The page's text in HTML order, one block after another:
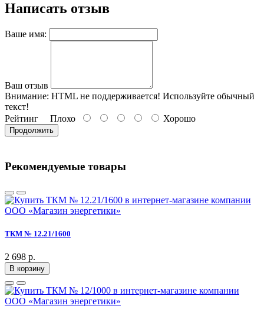
Написать отзыв
Ваше имя:
Ваш отзыв
Внимание: HTML не поддерживается! Используйте обычный
текст!
Рейтинг Плохо Хорошо
Продолжить
Рекомендуемые товары
ТКМ № 12.21/1600
2 698 р.
В корзину